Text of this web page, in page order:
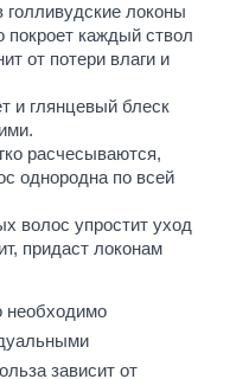
локоны
каждый ствол
от потери влаги и
и глянцевый блеск
расчесываются,
однородна по всей
волос упростит уход
придаст локонам
необходимо
зависит от